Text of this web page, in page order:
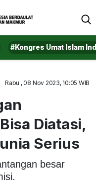
#Kongres Umat Islam
Rabu , 08 Nov 2023, 10:05 WIB
Diatasi,
Serius
besar